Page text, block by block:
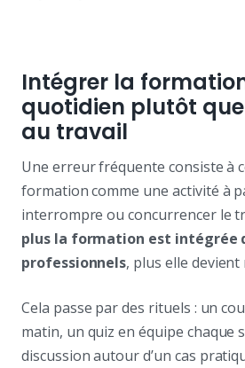
Intégrer la
quotidien plutôt que
au travail
Une erreur fréquente consiste à
formation comme une activité à
interrompre ou concurrencer le
plus la formation est intégrée
professionnels, plus elle
Cela passe par des rituels : un
matin, un quiz en équipe chaque
discussion autour d’un cas